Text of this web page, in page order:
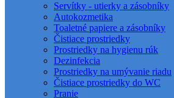
Servítky - utierky a zásobníky
Autokozmetika
Toaletné papiere a zásobníky
Čistiace prostriedky
Prostriedky na hygienu rúk
Dezinfekcia
Prostriedky na umývanie riadu
Čistiace prostriedky do WC
Pranie